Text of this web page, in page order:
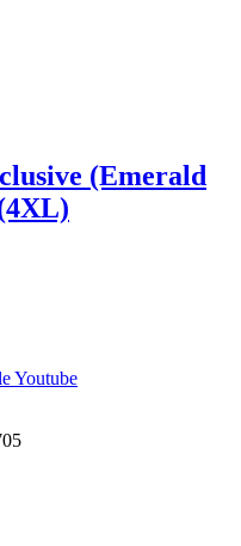
(Emerald
Youtube